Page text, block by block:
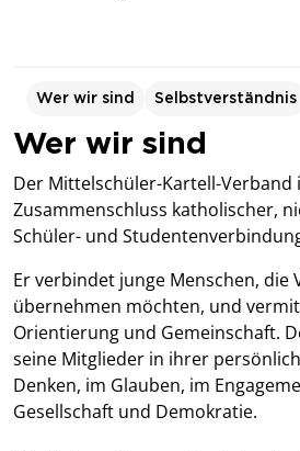
Wer wir sind Selbstverständnis
Wer wir sind
Der Mittelschüler-Kartell-Verband
Zusammenschluss katholischer,
Schüler- und
Er verbindet junge Menschen, die
übernehmen möchten, und
Orientierung und Gemeinschaft.
seine Mitglieder in ihrer
Denken, im Glauben, im
Gesellschaft und Demokratie.